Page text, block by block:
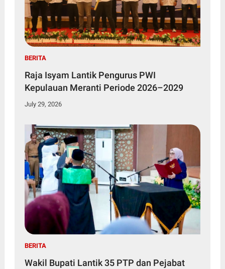
BERITA
Raja Isyam Lantik Pengurus PWI
Kepulauan Meranti Periode 2026–2029
July 29, 2026
BERITA
Wakil Bupati Lantik 35 PTP dan Pejabat